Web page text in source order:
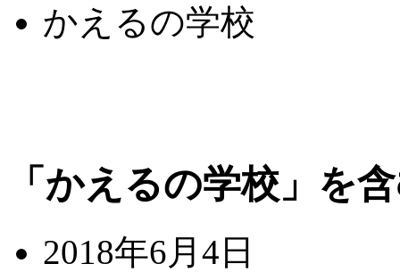
かえるの学校
「かえるの学校」を
2018年6月4日